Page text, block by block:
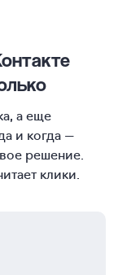
а еще
и когда —
решение.
клики.